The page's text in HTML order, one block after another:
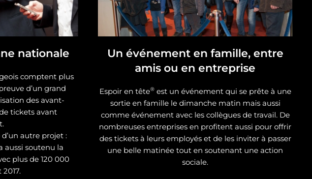
nationale
comptent plus
d’un grand
des avant-
tickets avant
autre projet :
aussi soutenu la
plus de 120 000
Un événement en famille, entre
amis ou en entreprise
Espoir en tête®est un événement qui se prête à une
sortie en famille le dimanche matin mais aussi
comme événement avec les collègues de travail. De
nombreuses entreprises en profitent aussi pour offrir
des tickets à leurs employés et de les inviter à passer
une belle matinée tout en soutenant une action
sociale.